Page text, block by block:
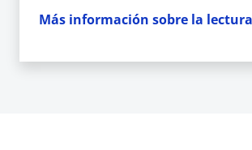
Más información sobre la